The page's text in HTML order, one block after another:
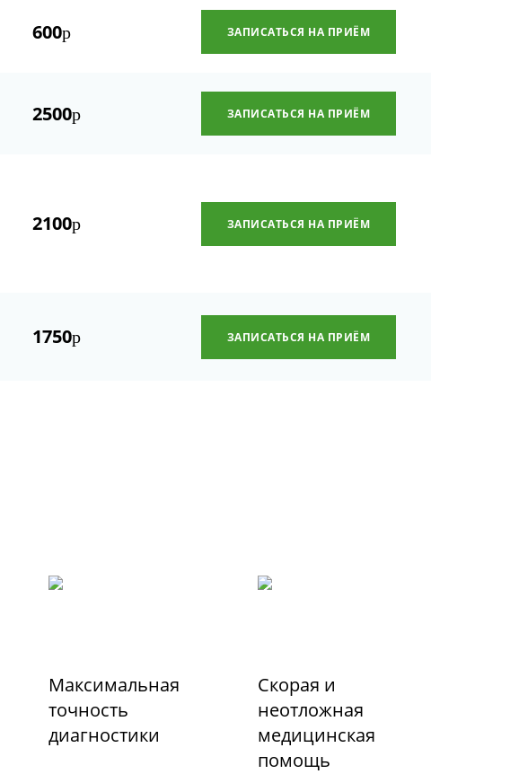
600р ЗАПИСАТЬСЯ НА ПРИЁМ
2500р ЗАПИСАТЬСЯ НА ПРИЁМ
2100р ЗАПИСАТЬСЯ НА ПРИЁМ
1750р ЗАПИСАТЬСЯ НА ПРИЁМ
Максимальная
точность
диагностики
Скорая и
неотложная
медицинская
помощь